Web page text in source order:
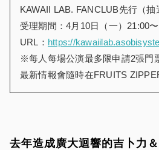
KAWAII LAB. FANCLUB先行（抽
受理期間：4月10日（一）21:00
URL： https://
※每人每場公演最多限申請2張門
最新情報會隨時在FRUITS
去年造成廣大迴響的吉卜力